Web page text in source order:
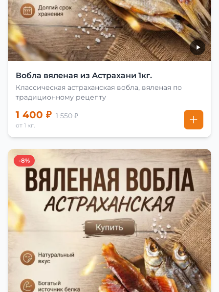
Вобла вяленая из Астрахани 1кг.
Классическая астраханская вобла, вяленая по
традиционному рецепту
1 400 ₽ 1 550 ₽
от 1 кг.
-8%